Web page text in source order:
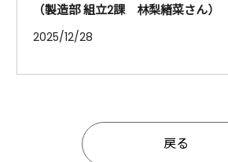
（製造部 組立2課 林梨緒菜さん）
2025/12/28
戻る